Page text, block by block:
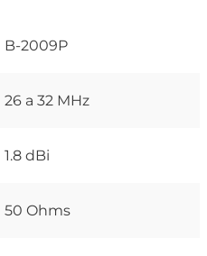
B-2009P
26 a 32 MHz
1.8 dBi
50 Ohms